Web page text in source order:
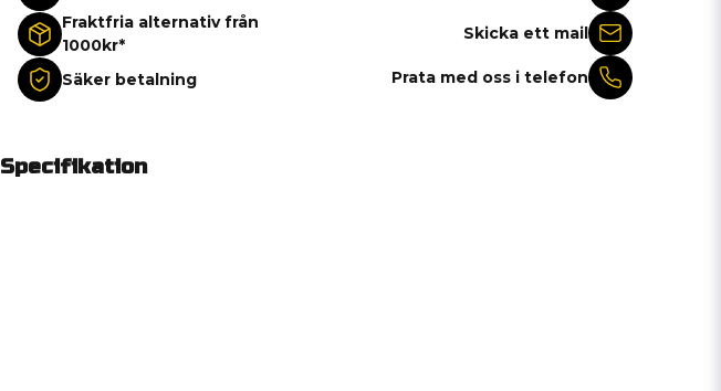
Fraktfria alternativ från
1000kr*
Säker betalning
Skicka ett mail
Prata med oss i telefon
Specifikation